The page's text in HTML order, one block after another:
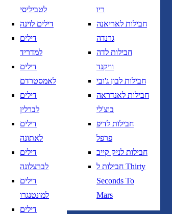
לטביליסי
דילים לוינה
דילים
למדריד
דילים
לאמסטרדם
דילים
לברלין
דילים
לאתונה
דילים
לברצלונה
דילים
למונטנגרו
דילים
ריו
חבילות לאריאנה
גרנדה
חבילות לדה
וויקנד
חבילות לבון ג'ובי
חבילות לאנדראה
בוצ'לי
חבילות לדיפ
פרפל
חבילות לניק קייב
חבילות ל Thirty
Seconds To
Mars